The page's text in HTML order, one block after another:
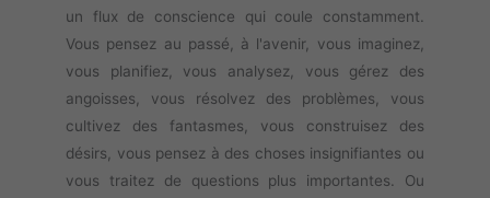
un flux de conscience qui coule constamment.
Vous pensez au passé, à l'avenir, vous imaginez,
vous planifiez, vous analysez, vous gérez des
angoisses, vous résolvez des problèmes, vous
cultivez des fantasmes, vous construisez des
désirs, vous pensez à des choses insignifiantes ou
vous traitez de questions plus importantes. Ou